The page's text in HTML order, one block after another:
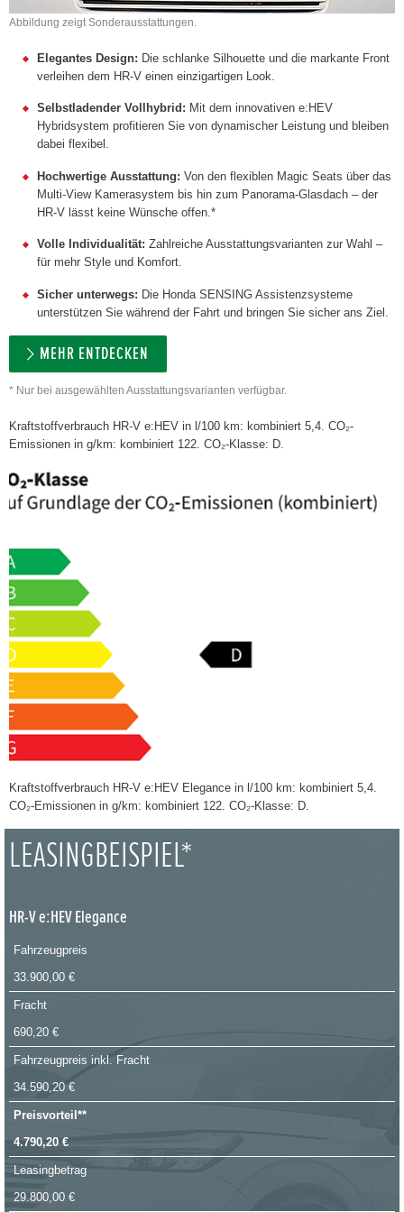
Abbildung zeigt Sonderausstattungen.
Elegantes Design: Die schlanke Silhouette und die markante Front
verleihen dem HR-V einen einzigartigen Look.
Selbstladender Vollhybrid: Mit dem innovativen e:HEV
Hybridsystem profitieren Sie von dynamischer Leistung und bleiben
dabei flexibel.
Hochwertige Ausstattung: Von den flexiblen Magic Seats über das
Multi-View Kamerasystem bis hin zum Panorama-Glasdach – der
HR-V lässt keine Wünsche offen.*
Volle Individualität: Zahlreiche Ausstattungsvarianten zur Wahl –
für mehr Style und Komfort.
Sicher unterwegs: Die Honda SENSING Assistenzsysteme
unterstützen Sie während der Fahrt und bringen Sie sicher ans Ziel.
MEHR ENTDECKEN
* Nur bei ausgewählten Ausstattungsvarianten verfügbar.
Kraftstoffverbrauch HR-V e:HEV in l/100 km: kombiniert 5,4. CO₂-
Emissionen in g/km: kombiniert 122. CO₂-Klasse: D.
Kraftstoffverbrauch HR-V e:HEV Elegance in l/100 km: kombiniert 5,4.
CO₂-Emissionen in g/km: kombiniert 122. CO₂-Klasse: D.
LEASINGBEISPIEL*
HR-V e:HEV Elegance
Fahrzeugpreis
33.900,00 €
Fracht
690,20 €
Fahrzeugpreis inkl. Fracht
34.590,20 €
Preisvorteil**
4.790,20 €
Leasingbetrag
29.800,00 €